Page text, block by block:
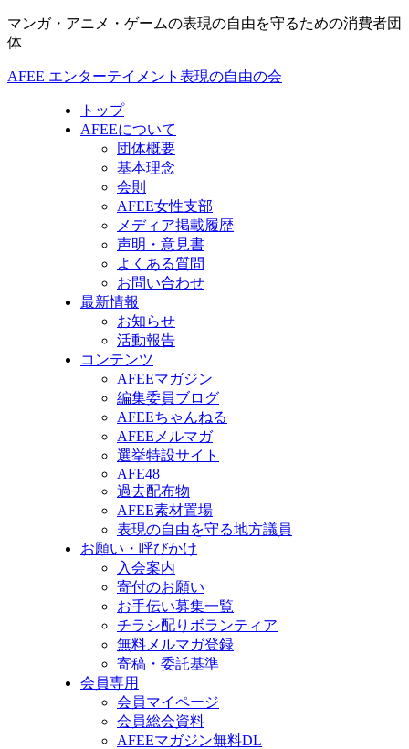
マンガ・アニメ・ゲームの表現の自由を守るための消費者団
体
AFEE エンターテイメント表現の自由の会
トップ
AFEEについて
団体概要
基本理念
会則
AFEE女性支部
メディア掲載履歴
声明・意見書
よくある質問
お問い合わせ
最新情報
お知らせ
活動報告
コンテンツ
AFEEマガジン
編集委員ブログ
AFEEちゃんねる
AFEEメルマガ
選挙特設サイト
AFE48
過去配布物
AFEE素材置場
表現の自由を守る地方議員
お願い・呼びかけ
入会案内
寄付のお願い
お手伝い募集一覧
チラシ配りボランティア
無料メルマガ登録
寄稿・委託基準
会員専用
会員マイページ
会員総会資料
AFEEマガジン無料DL